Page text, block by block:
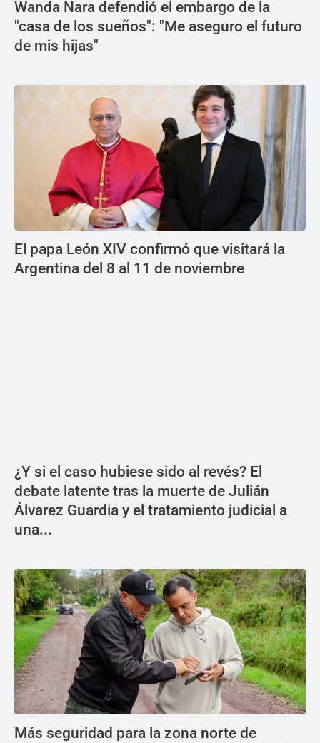
Wanda Nara defendió el embargo de la
"casa de los sueños": "Me aseguro el futuro
de mis hijas"
El papa León XIV confirmó que visitará la
Argentina del 8 al 11 de noviembre
¿Y si el caso hubiese sido al revés? El
debate latente tras la muerte de Julián
Álvarez Guardia y el tratamiento judicial a
una...
Más seguridad para la zona norte de